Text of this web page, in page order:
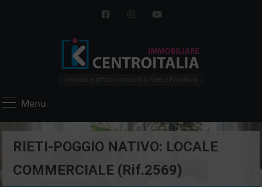
Vendita e affitto immobili a Rieti e Provincia
Menu
RIETI-POGGIO NATIVO: LOCALE
COMMERCIALE (Rif.2569)